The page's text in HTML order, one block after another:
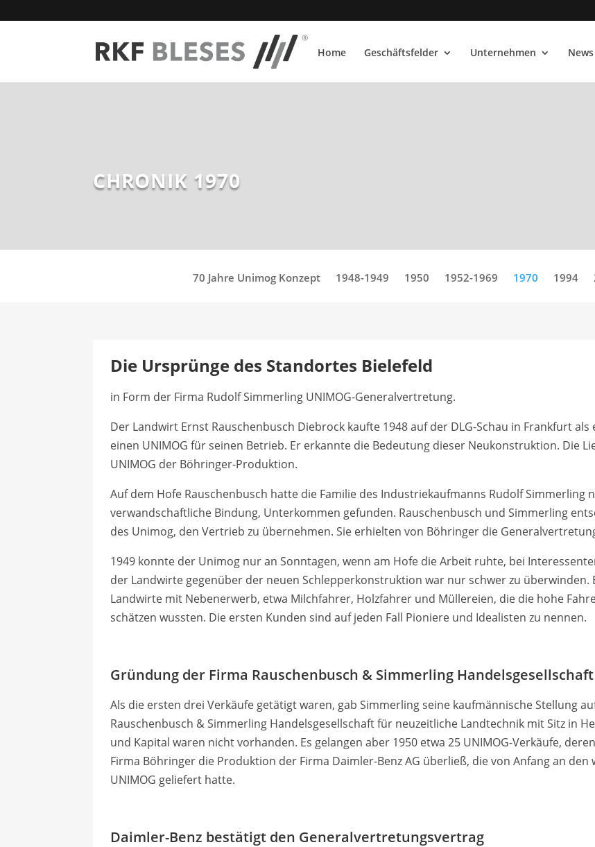
Home Geschäftsfelder Unternehmen News
CHRONIK 1970
70 Jahre Unimog Konzept 1948-1949 1950 1952-1969 1970 1994
Die Ursprünge des Standortes Bielefeld
in Form der Firma Rudolf Simmerling UNIMOG-Generalvertretung.
Der Landwirt Ernst Rauschenbusch Diebrock kaufte 1948 auf der DLG-Schau in Frankfurt
einen UNIMOG für seinen Betrieb. Er erkannte die Bedeutung dieser Neukonstruktion. Die
UNIMOG der Böhringer-Produktion.
Auf dem Hofe Rauschenbusch hatte die Familie des Industrie­kaufmanns Rudolf Simmerling
verwandschaftliche Bindung, Unterkommen gefunden. Rauschenbusch und Simmerling
des Unimog, den Vertrieb zu übernehmen. Sie erhielten von Böhringer die
1949 konnte der Unimog nur an Sonntagen, wenn am Hofe die Arbeit ruhte, bei
der Landwirte gegenüber der neuen Schlepperkonstruktion war nur schwer zu überwinden.
Landwirte mit Nebenerwerb, etwa Milchfahrer, Holzfahrer und Müllereien, die die hohe
schätzen wussten. Die ersten Kunden­ sind auf jeden Fall Pioniere und Idealisten zu nennen.
Gründung der Firma Rauschenbusch & Simmerling
Als die ersten drei Verkäufe getätigt waren, gab Simmerling seine kaufmännische Stellung
Rauschenbusch & Simmerling Handelsgesellschaft für neuzeitliche Landtechnik mit Sitz in
und Kapital waren nicht vorhan­den. Es gelangen aber 1950 etwa 25 UNIMOG-Verkäufe,
Firma Böhringer die Produktion der Firma Daimler-Benz AG überließ, die von Anfang an
UNIMOG geliefert hatte.
Daimler-Benz bestätigt den Generalvertretungsvertrag